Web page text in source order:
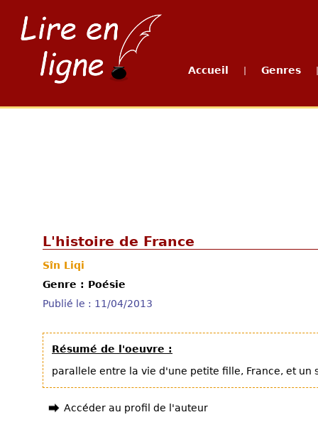
Accueil Genres
L'histoire de France
Sîn Liqi
Genre : Poésie
Publié le : 11/04/2013
Résumé de l'oeuvre :
parallele entre la vie d'une petite fille, France, et un
Accéder au profil de l'auteur